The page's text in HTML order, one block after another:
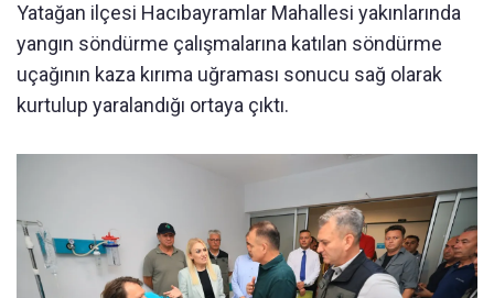
Yatağan ilçesi Hacıbayramlar Mahallesi yakınlarında
yangın söndürme çalışmalarına katılan söndürme
uçağının kaza kırıma uğraması sonucu sağ olarak
kurtulup yaralandığı ortaya çıktı.